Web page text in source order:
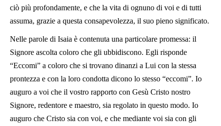
ciò più profondamente, e che la vita di ognuno di voi e di tutti
assuma, grazie a questa consapevolezza, il suo pieno significato.
Nelle parole di Isaia è contenuta una particolare promessa: il
Signore ascolta coloro che gli ubbidiscono. Egli risponde
“Eccomi” a coloro che si trovano dinanzi a Lui con la stessa
prontezza e con la loro condotta dicono lo stesso “eccomi”. Io
auguro a voi che il vostro rapporto con Gesù Cristo nostro
Signore, redentore e maestro, sia regolato in questo modo. Io
auguro che Cristo sia con voi, e che mediante voi sia con gli